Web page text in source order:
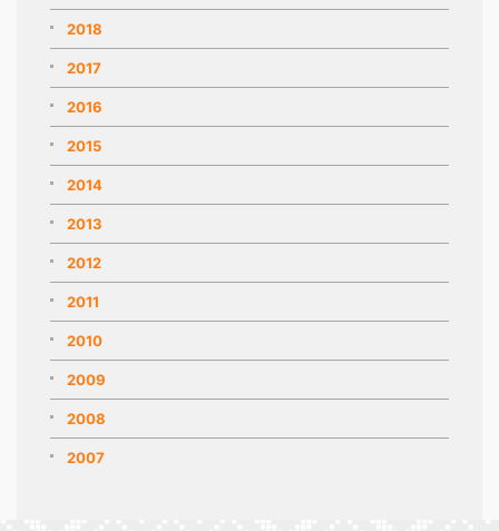
2018
2017
2016
2015
2014
2013
2012
2011
2010
2009
2008
2007